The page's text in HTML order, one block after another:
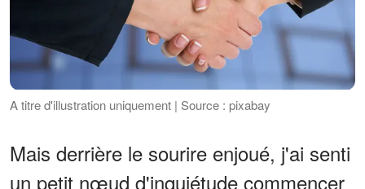
A titre d'illustration uniquement | Source : pixabay
Mais derrière le sourire enjoué, j'ai senti
un petit nœud d'inquiétude commencer